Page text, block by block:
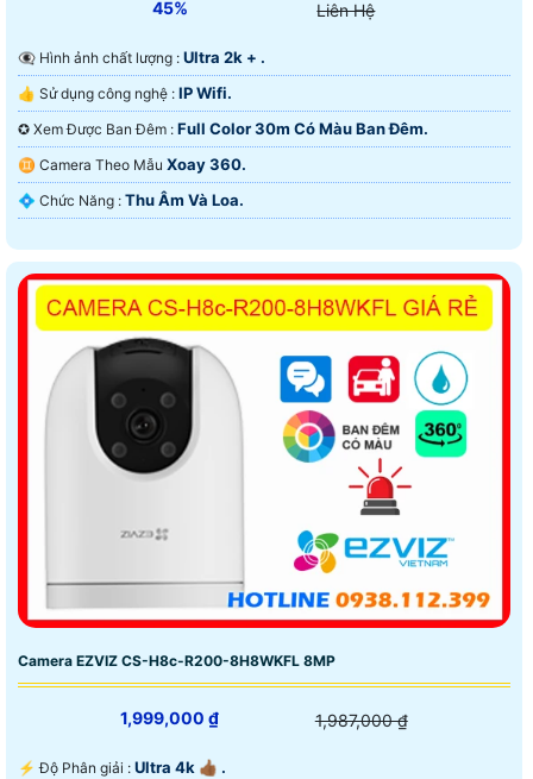
45% Liên Hệ
👁️‍🗨 Hình ảnh chất lượng : Ultra 2k + .
👍 Sử dụng công nghệ : IP Wifi.
✪ Xem Được Ban Đêm : Full Color 30m Có Màu Ban Ðêm.
♊ Camera Theo Mẫu Xoay 360.
️💠 Chức Năng : Thu Âm Và Loa.
Camera EZVIZ CS-H8c-R200-8H8WKFL 8MP
1,999,000 ₫ 1,987,000 ₫
️⚡ Độ Phân giải : Ultra 4k 👍🏾 .